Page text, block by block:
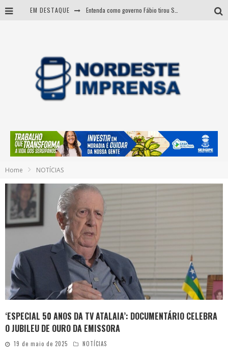
EM DESTAQUE
Sergipe: operação mira grupo suspeito de comandar crimes de dentro de presídio
Home NOTÍCIAS
‘ESPECIAL 50 ANOS DA TV ATALAIA’: DOCUMENTÁRIO CELEBRA
O JUBILEU DE OURO DA EMISSORA
19 de maio de 2025 NOTÍCIAS